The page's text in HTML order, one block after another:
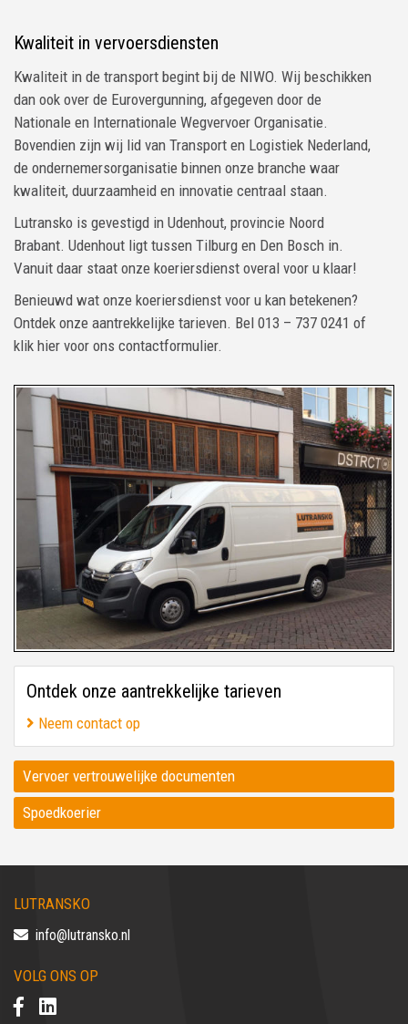
Kwaliteit in vervoersdiensten
Kwaliteit in de transport begint bij de NIWO. Wij beschikken
dan ook over de Eurovergunning, afgegeven door de
Nationale en Internationale Wegvervoer Organisatie.
Bovendien zijn wij lid van Transport en Logistiek Nederland,
de ondernemersorganisatie binnen onze branche waar
kwaliteit, duurzaamheid en innovatie centraal staan.
Lutransko is gevestigd in Udenhout, provincie Noord
Brabant. Udenhout ligt tussen Tilburg en Den Bosch in.
Vanuit daar staat onze koeriersdienst overal voor u klaar!
Benieuwd wat onze koeriersdienst voor u kan betekenen?
Ontdek onze aantrekkelijke tarieven. Bel 013 – 737 0241 of
klik hier voor ons contactformulier.
Ontdek onze aantrekkelijke tarieven
Neem contact op
Vervoer vertrouwelijke documenten
Spoedkoerier
LUTRANSKO
info@lutransko.nl
VOLG ONS OP